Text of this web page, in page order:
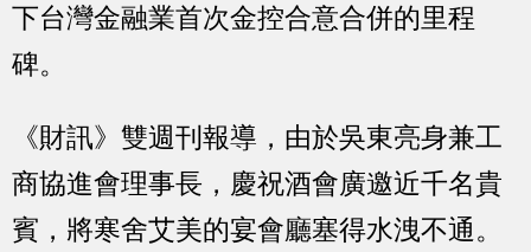
下台灣金融業首次金控合意合併的里程
碑。
《財訊》雙週刊報導，由於吳東亮身兼工
商協進會理事長，慶祝酒會廣邀近千名貴
賓，將寒舍艾美的宴會廳塞得水洩不通。